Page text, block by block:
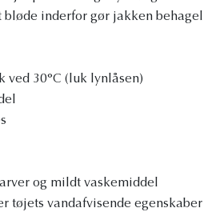
inderfor gør jakken
ved 30°C (luk lynlåsen)
og mildt vaskemiddel
tøjets vandafvisende egenskaber